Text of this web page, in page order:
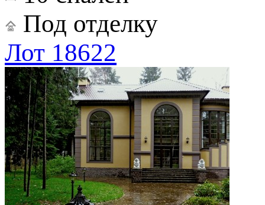
Под отделку
Лот 18622